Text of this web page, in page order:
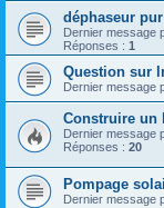
déphaseur pur
Dernier message
Réponses : 1
Question sur
Dernier message
Construire un
Dernier message
Réponses : 20
Pompage
Dernier message